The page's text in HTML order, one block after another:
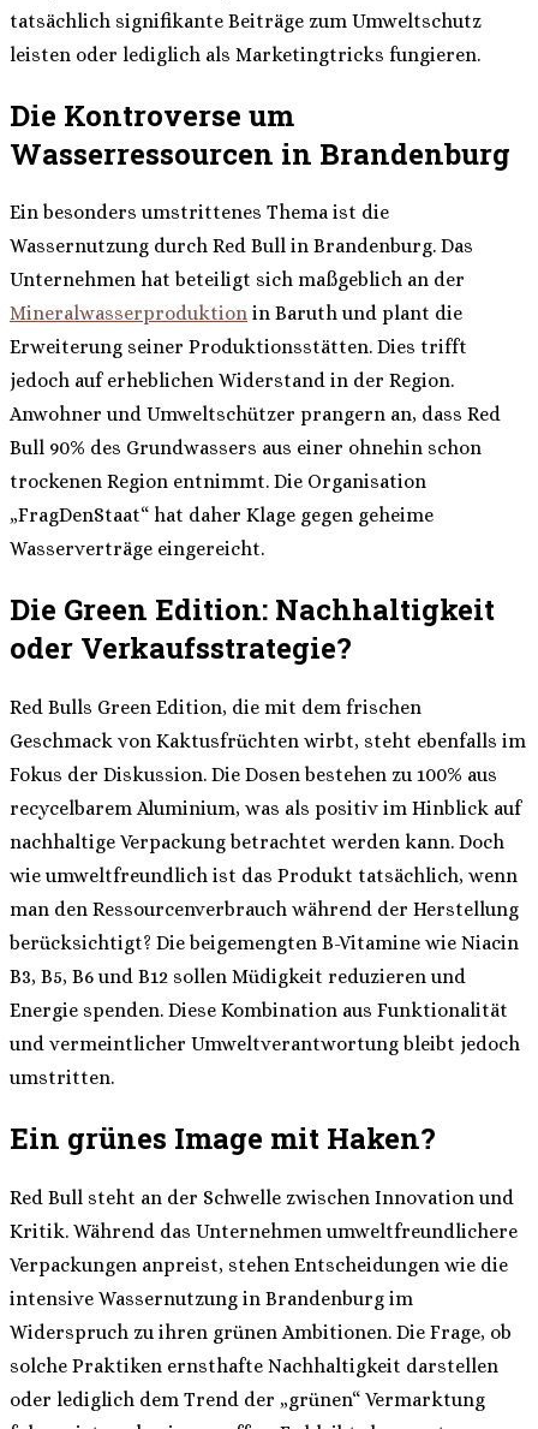
tatsächlich signifikante Beiträge zum Umweltschutz
leisten oder lediglich als Marketingtricks fungieren.
Die Kontroverse um
Wasserressourcen in Brandenburg
Ein besonders umstrittenes Thema ist die
Wassernutzung durch Red Bull in Brandenburg. Das
Unternehmen hat beteiligt sich maßgeblich an der
Mineralwasserproduktion in Baruth und plant die
Erweiterung seiner Produktionsstätten. Dies trifft
jedoch auf erheblichen Widerstand in der Region.
Anwohner und Umweltschützer prangern an, dass Red
Bull 90% des Grundwassers aus einer ohnehin schon
trockenen Region entnimmt. Die Organisation
„FragDenStaat“ hat daher Klage gegen geheime
Wasserverträge eingereicht.
Die Green Edition: Nachhaltigkeit
oder Verkaufsstrategie?
Red Bulls Green Edition, die mit dem frischen
Geschmack von Kaktusfrüchten wirbt, steht ebenfalls im
Fokus der Diskussion. Die Dosen bestehen zu 100% aus
recycelbarem Aluminium, was als positiv im Hinblick auf
nachhaltige Verpackung betrachtet werden kann. Doch
wie umweltfreundlich ist das Produkt tatsächlich, wenn
man den Ressourcenverbrauch während der Herstellung
berücksichtigt? Die beigemengten B-Vitamine wie Niacin
B3, B5, B6 und B12 sollen Müdigkeit reduzieren und
Energie spenden. Diese Kombination aus Funktionalität
und vermeintlicher Umweltverantwortung bleibt jedoch
umstritten.
Ein grünes Image mit Haken?
Red Bull steht an der Schwelle zwischen Innovation und
Kritik. Während das Unternehmen umweltfreundlichere
Verpackungen anpreist, stehen Entscheidungen wie die
intensive Wassernutzung in Brandenburg im
Widerspruch zu ihren grünen Ambitionen. Die Frage, ob
solche Praktiken ernsthafte Nachhaltigkeit darstellen
oder lediglich dem Trend der „grünen“ Vermarktung